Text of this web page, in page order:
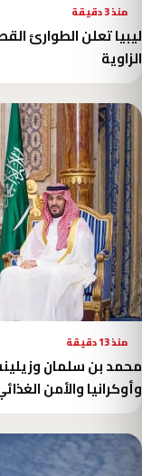
منذ 3 دقيقة
ليبيا تعلن الطوارئ
الزاوية
منذ 13 دقيقة
محمد بن سلمان
وأوكرانيا والأمن